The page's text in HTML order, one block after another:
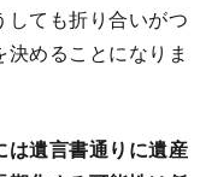
しても折り合いがつ
めることになりま
は遺言書通りに遺産